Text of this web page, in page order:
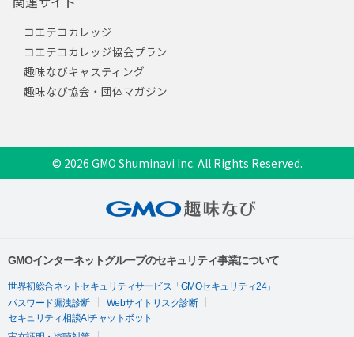
コエテコカレッジ
コエテコカレッジ協会プラン
趣味なびキャスティング
趣味なび協会・団体マガジン
© 2026 GMO Shuminavi Inc. All Rights Reserved.